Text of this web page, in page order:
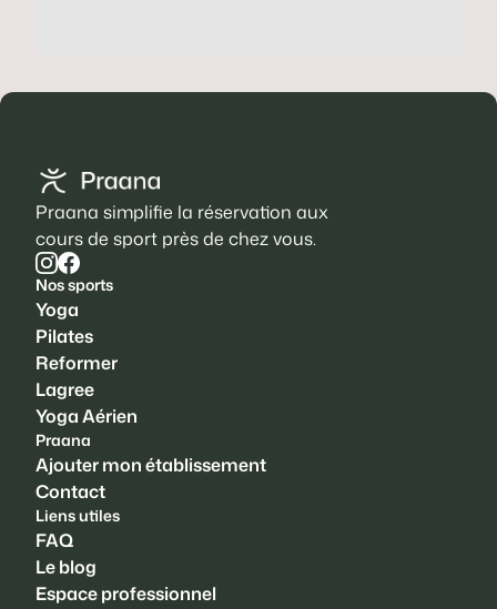
Praana simplifie la réservation aux
cours de sport près de chez vous.
Nos sports
Yoga
Pilates
Reformer
Lagree
Yoga Aérien
Praana
Ajouter mon établissement
Contact
Liens utiles
FAQ
Le blog
Espace professionnel